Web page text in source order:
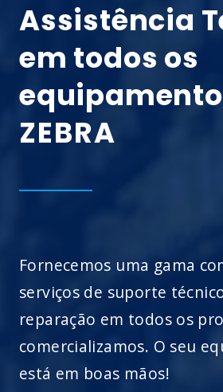
Assistência
em todos os
ZEBRA
Fornecemos uma gama
serviços de suporte
reparação em todos os
comercializamos. O seu
está em boas mãos!